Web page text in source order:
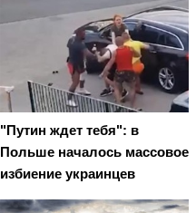
"Путин ждет тебя": в
Польше началось массовое
избиение украинцев